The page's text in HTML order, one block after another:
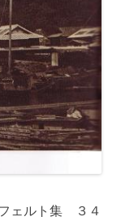
ェルト集 ３４